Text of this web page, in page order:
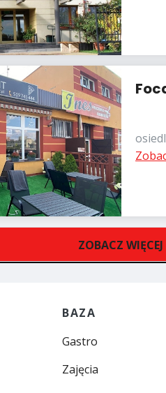
ZOBACZ WIĘCEJ
BAZA
Gastro
Zajęcia